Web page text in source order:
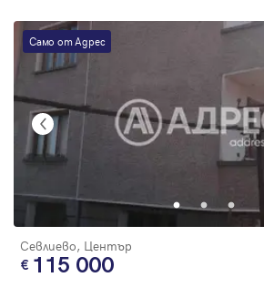
Само от Адрес
Севлиево, Център
115 000